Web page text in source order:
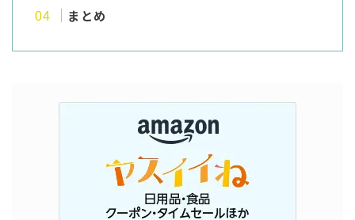
クリアクーラー
サッポロ
濃いめのレモンサワー
三ツ星グレフルサワー
99.99（フォーナイン）
レモン・ザ・リッチ
まとめ